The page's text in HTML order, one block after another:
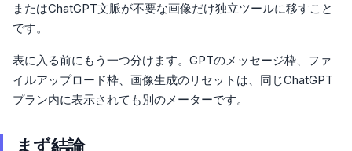
またはChatGPT文脈が不要な画像だけ独立ツールに移すこと
です。
表に入る前にもう一つ分けます。GPTのメッセージ枠、ファ
イルアップロード枠、画像生成のリセットは、同じChatGPT
プラン内に表示されても別のメーターです。
まず結論